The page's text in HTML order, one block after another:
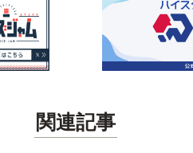
関連記事